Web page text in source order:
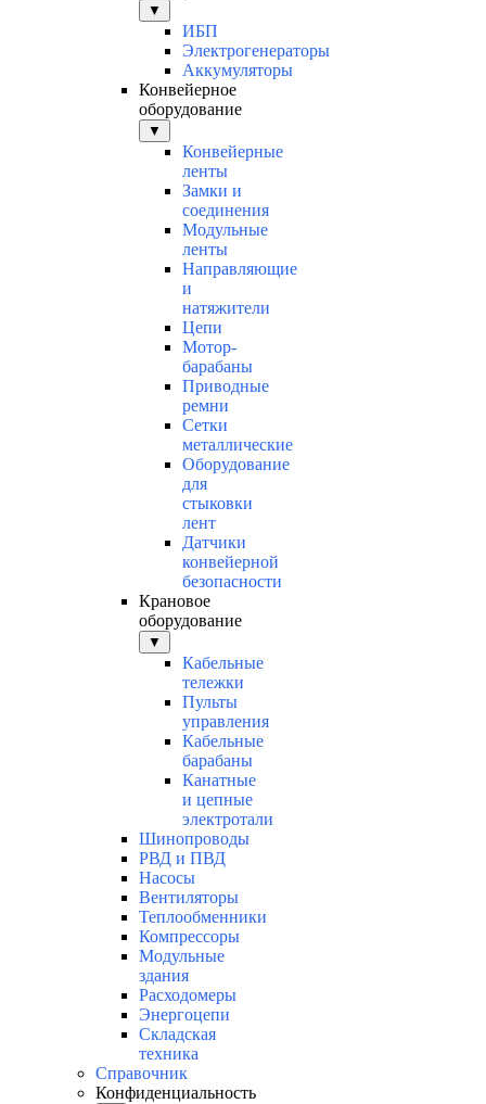
▼
ИБП
Электрогенераторы
Аккумуляторы
Конвейерное
оборудование
▼
Конвейерные
ленты
Замки и
соединения
Модульные
ленты
Направляющие
и
натяжители
Цепи
Мотор-
барабаны
Приводные
ремни
Сетки
металлические
Оборудование
для
стыковки
лент
Датчики
конвейерной
безопасности
Крановое
оборудование
▼
Кабельные
тележки
Пульты
управления
Кабельные
барабаны
Канатные
и цепные
электротали
Шинопроводы
РВД и ПВД
Насосы
Вентиляторы
Теплообменники
Компрессоры
Модульные
здания
Расходомеры
Энергоцепи
Складская
техника
Справочник
Конфиденциальность